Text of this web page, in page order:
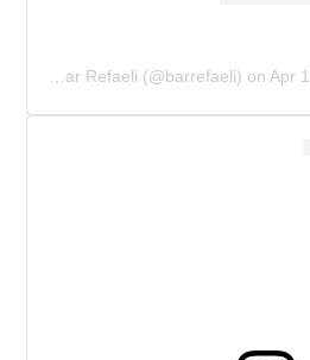
A post shared by Bar Refaeli (@barrefaeli) on Apr